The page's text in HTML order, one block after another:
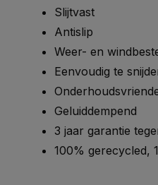
Slijtvast
Antislip
Weer- en
Eenvoudig te
Geluiddempend
3 jaar garantie
100% gerecycled,